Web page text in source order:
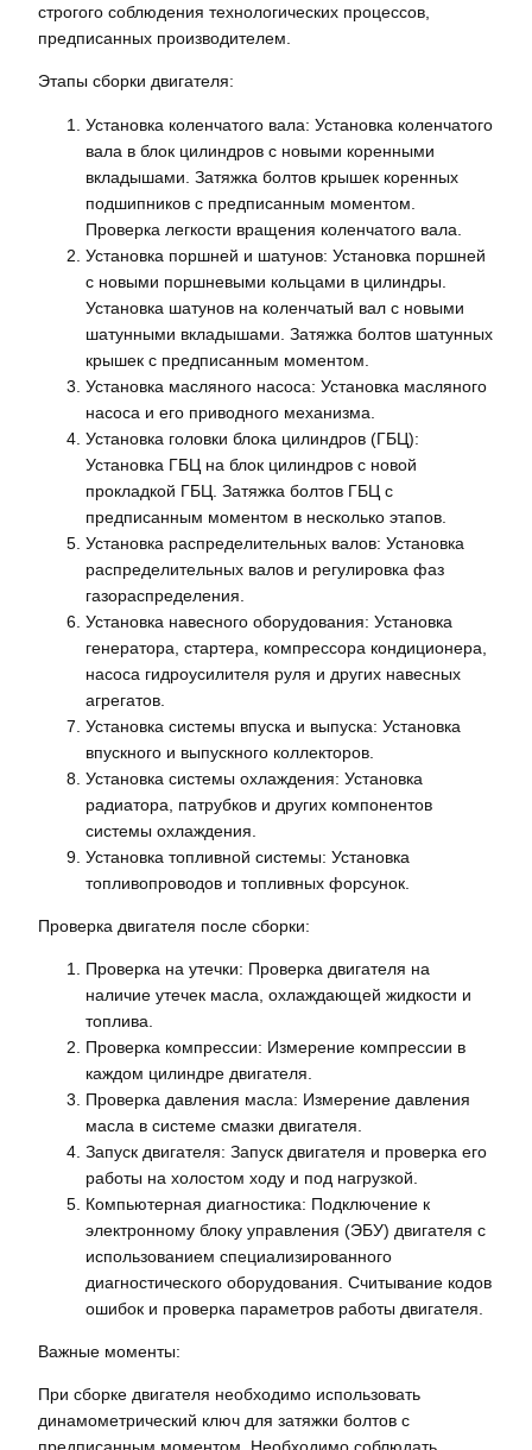
строгого соблюдения технологических процессов,
предписанных производителем.
Этапы сборки двигателя:
Установка коленчатого вала: Установка коленчатого
вала в блок цилиндров с новыми коренными
вкладышами. Затяжка болтов крышек коренных
подшипников с предписанным моментом.
Проверка легкости вращения коленчатого вала.
Установка поршней и шатунов: Установка поршней
с новыми поршневыми кольцами в цилиндры.
Установка шатунов на коленчатый вал с новыми
шатунными вкладышами. Затяжка болтов шатунных
крышек с предписанным моментом.
Установка масляного насоса: Установка масляного
насоса и его приводного механизма.
Установка головки блока цилиндров (ГБЦ):
Установка ГБЦ на блок цилиндров с новой
прокладкой ГБЦ. Затяжка болтов ГБЦ с
предписанным моментом в несколько этапов.
Установка распределительных валов: Установка
распределительных валов и регулировка фаз
газораспределения.
Установка навесного оборудования: Установка
генератора, стартера, компрессора кондиционера,
насоса гидроусилителя руля и других навесных
агрегатов.
Установка системы впуска и выпуска: Установка
впускного и выпускного коллекторов.
Установка системы охлаждения: Установка
радиатора, патрубков и других компонентов
системы охлаждения.
Установка топливной системы: Установка
топливопроводов и топливных форсунок.
Проверка двигателя после сборки:
Проверка на утечки: Проверка двигателя на
наличие утечек масла, охлаждающей жидкости и
топлива.
Проверка компрессии: Измерение компрессии в
каждом цилиндре двигателя.
Проверка давления масла: Измерение давления
масла в системе смазки двигателя.
Запуск двигателя: Запуск двигателя и проверка его
работы на холостом ходу и под нагрузкой.
Компьютерная диагностика: Подключение к
электронному блоку управления (ЭБУ) двигателя с
использованием специализированного
диагностического оборудования. Считывание кодов
ошибок и проверка параметров работы двигателя.
Важные моменты:
При сборке двигателя необходимо использовать
динамометрический ключ для затяжки болтов с